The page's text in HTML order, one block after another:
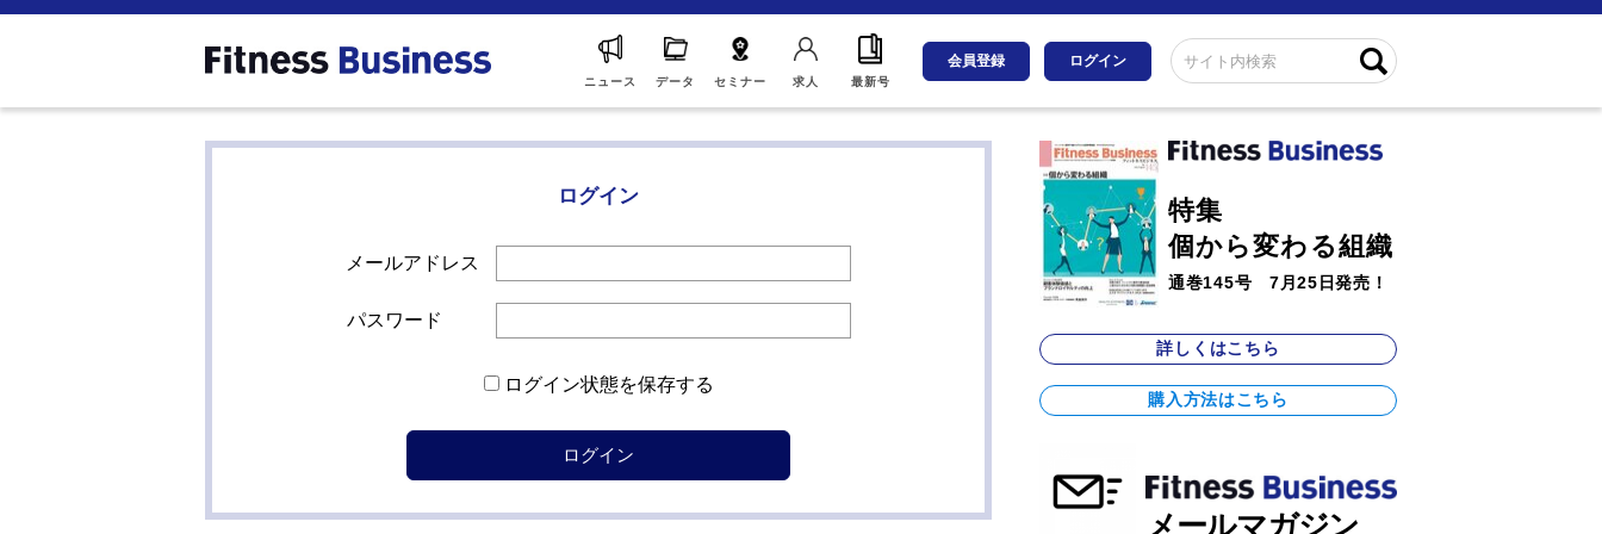
ニュース データ セミナー 求人 最新号
会員登録 ログイン
ログイン
メールアドレス
パスワード
ログイン状態を保存する
特集
個から変わる組織
通巻145号 7月25日発売！
詳しくはこちら
購入方法はこちら
メールマガジン